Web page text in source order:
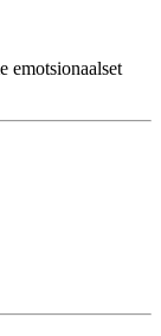
emotsionaalset